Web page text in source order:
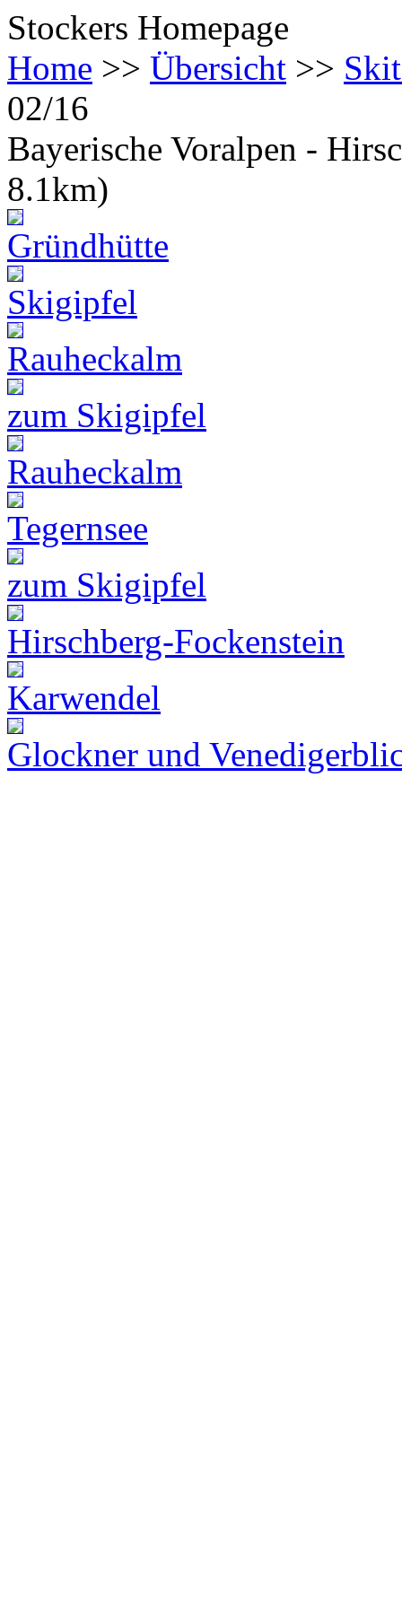
Stockers Homepage
Home >> Übersicht >>
02/16
Bayerische Voralpen -
8.1km)
Gründhütte
Skigipfel
Rauheckalm
zum Skigipfel
Rauheckalm
Tegernsee
zum Skigipfel
Hirschberg-Fockenstein
Karwendel
Glockner und